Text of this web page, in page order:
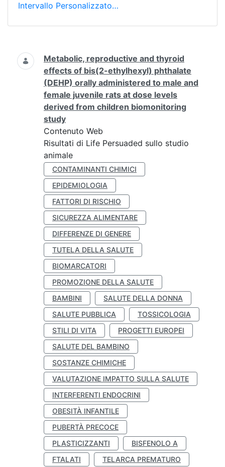
Intervallo Personalizzato…
Ricerca
Metabolic, reproductive and thyroid
effects of bis(2-ethylhexyl) phthalate
(DEHP) orally administered to male and
female juvenile rats at dose levels
derived from children biomonitoring
study
Contenuto Web
Risultati di Life Persuaded sullo studio
animale
CONTAMINANTI CHIMICI
EPIDEMIOLOGIA
FATTORI DI RISCHIO
SICUREZZA ALIMENTARE
DIFFERENZE DI GENERE
TUTELA DELLA SALUTE
BIOMARCATORI
PROMOZIONE DELLA SALUTE
BAMBINI
SALUTE DELLA DONNA
SALUTE PUBBLICA
TOSSICOLOGIA
STILI DI VITA
PROGETTI EUROPEI
SALUTE DEL BAMBINO
SOSTANZE CHIMICHE
VALUTAZIONE IMPATTO SULLA SALUTE
INTERFERENTI ENDOCRINI
OBESITÀ INFANTILE
PUBERTÀ PRECOCE
PLASTICIZZANTI
BISFENOLO A
FTALATI
TELARCA PREMATURO